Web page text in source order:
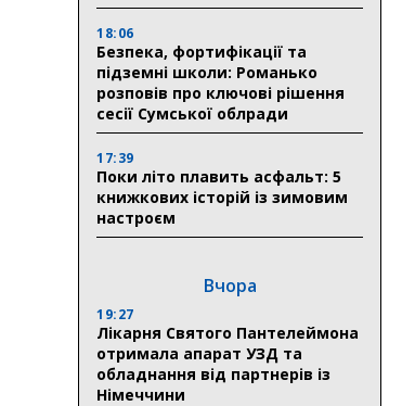
18:06
Безпека, фортифікації та
підземні школи: Романько
розповів про ключові рішення
сесії Сумської облради
17:39
Поки літо плавить асфальт: 5
книжкових історій із зимовим
настроєм
Вчора
19:27
Лікарня Святого Пантелеймона
отримала апарат УЗД та
обладнання від партнерів із
Німеччини